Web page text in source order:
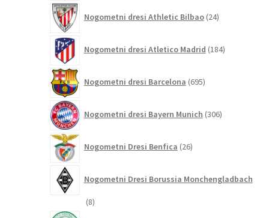
Nogometni dresi Athletic Bilbao 24izdelkov
Nogometni dresi Atletico Madrid 184izdelkov
Nogometni dresi Barcelona 695izdelkov
Nogometni dresi Bayern Munich 306izdelkov
Nogometni Dresi Benfica 26izdelkov
Nogometni Dresi Borussia Monchengladbach
88